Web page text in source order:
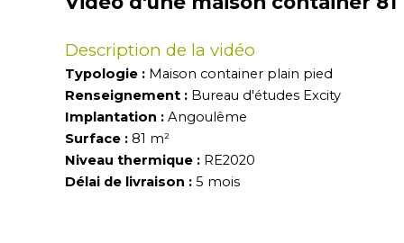
Description de la vidéo
Typologie : Maison container plain pied
Renseignement : Bureau d'études Excity
Implantation : Angoulême
Surface : 81 m²
Niveau thermique : RE2020
Délai de livraison : 5 mois